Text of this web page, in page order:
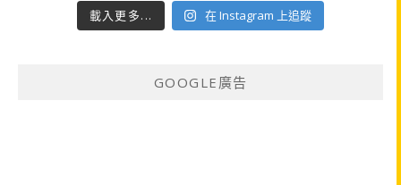
載入更多... 在 Instagram 上追蹤
GOOGLE廣告